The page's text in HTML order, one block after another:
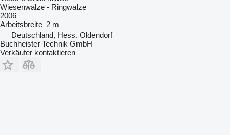
Wiesenwalze - Ringwalze
2006
Arbeitsbreite 2 m
Deutschland, Hess. Oldendorf
Buchheister Technik GmbH
Verkäufer kontaktieren